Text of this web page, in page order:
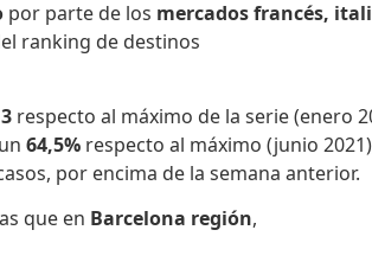
por parte de los mercados francés,
ranking de destinos
respecto al máximo de la serie (enero
64,5% respecto al máximo (junio
por encima de la semana anterior.
que en Barcelona región,